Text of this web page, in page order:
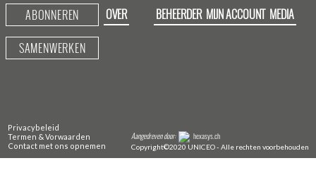
ABONNEREN
SAMENWERKEN
OVER BEHEERDER MIJN ACCOUNT MEDIA
Privacybeleid
Termen & Vorwaarden
Contact met ons opnemen
Aangedreven door: hexasys.ch
Copyright©2020 UNICEO - Alle rechten voorbehouden